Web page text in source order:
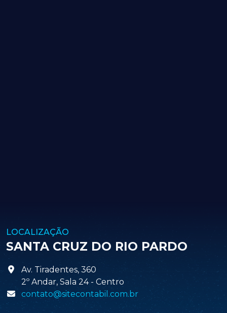
LOCALIZAÇÃO
SANTA CRUZ DO RIO PARDO
Av. Tiradentes, 360
2º Andar, Sala 24 - Centro
contato@sitecontabil.com.br